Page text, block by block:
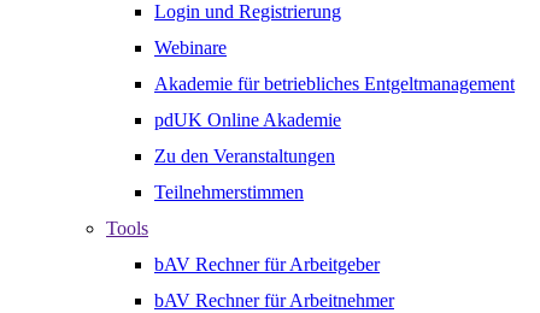
Login und Registrierung
Webinare
Akademie für betriebliches Entgeltmanagement
pdUK Online Akademie
Zu den Veranstaltungen
Teilnehmerstimmen
Tools
bAV Rechner für Arbeitgeber
bAV Rechner für Arbeitnehmer